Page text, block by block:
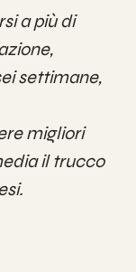
a più di
settimane,
migliori
il trucco